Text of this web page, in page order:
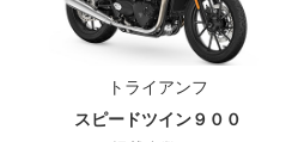
トライアンフ
スピードツイン９００